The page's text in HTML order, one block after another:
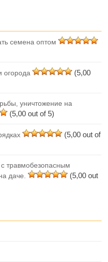
семена оптом
огорода
(5,00
уничтожение на
(5,00 out of 5)
(5,00 out of
травмобезопасным
даче.
(5,00 out